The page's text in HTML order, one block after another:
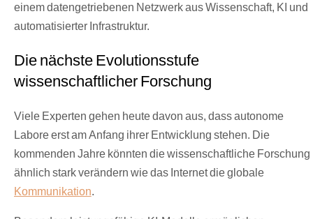
einem datengetriebenen Netzwerk aus Wissenschaft, KI und
automatisierter Infrastruktur.
Die nächste Evolutionsstufe
wissenschaftlicher Forschung
Viele Experten gehen heute davon aus, dass autonome
Labore erst am Anfang ihrer Entwicklung stehen. Die
kommenden Jahre könnten die wissenschaftliche Forschung
ähnlich stark verändern wie das Internet die globale
Kommunikation.